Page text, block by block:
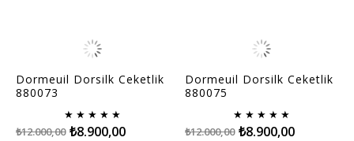
Dormeuil Dorsilk Ceketlik
880073
★ ★ ★ ★ ★
₺8.900,00
₺12.000,00
Dormeuil Dorsilk Ceketlik
880075
★ ★ ★ ★ ★
₺8.900,00
₺12.000,00